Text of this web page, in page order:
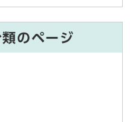
のページ